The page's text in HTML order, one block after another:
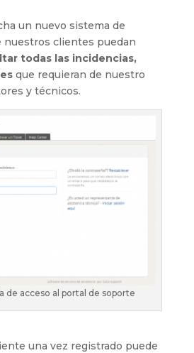
un nuevo sistema de
nuestros clientes puedan
todas las incidencias,
que requieran de nuestro
y técnicos.
de acceso al portal de soporte
una vez registrado puede